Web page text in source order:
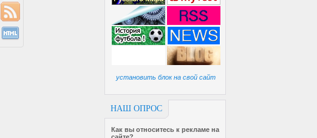
установить блок на свой сайт
НАШ ОПРОС
Как вы относитесь к рекламе на